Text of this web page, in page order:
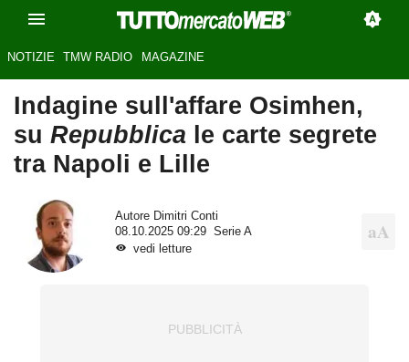
NOTIZIE TMW RADIO MAGAZINE
Indagine sull'affare Osimhen,
su Repubblica le carte segrete
tra Napoli e Lille
Autore Dimitri Conti
08.10.2025 09:29
Serie A
vedi letture